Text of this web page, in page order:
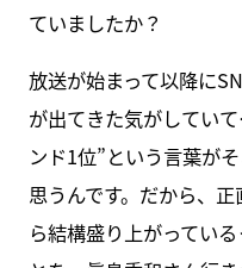
ていましたか？
放送が始まって以降に
が出てきた気がしてい
ンド1位”という言葉が
思うんです。だから、
ら結構盛り上がってい